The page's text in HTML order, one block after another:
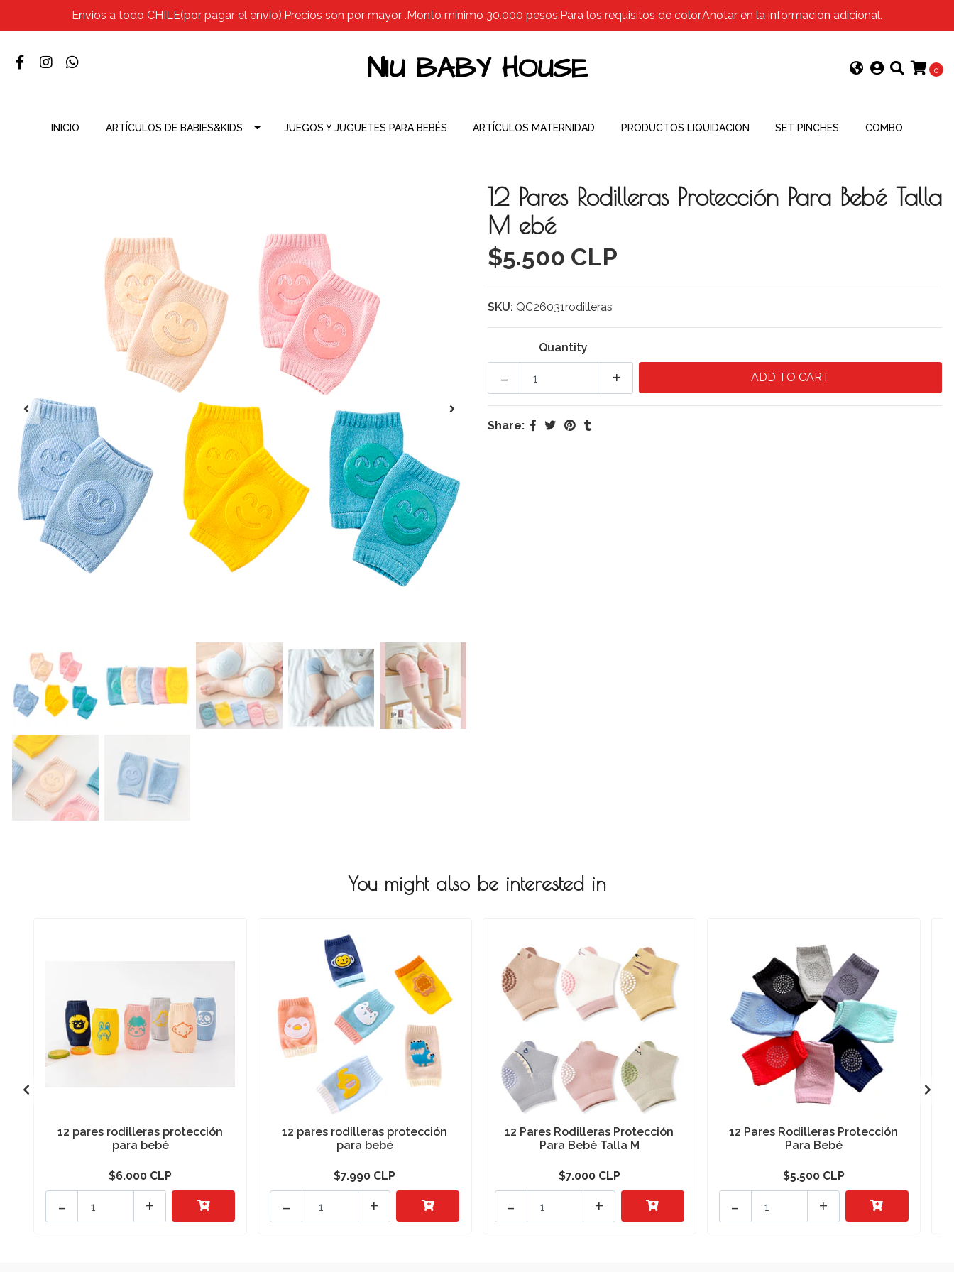
Envios a todo CHILE(por pagar el envio).Precios son por mayor .Monto minimo 30.000 pesos.Para los requisitos de color,Anotar en la información adicional.
NIU BABY HOUSE 0
INICIO ARTÍCULOS DE BABIES&KIDS JUEGOS Y JUGUETES PARA BEBÉS ARTÍCULOS MATERNIDAD PRODUCTOS LIQUIDACION SET PINCHES COMBO
12 Pares Rodilleras Protección Para Bebé Talla
M ebé
$5.500 CLP
SKU: QC26031rodilleras
Quantity
+
-
Share:
You might also be interested in
12 pares rodilleras protección
para bebé
$6.000 CLP
+
-
12 pares rodilleras protección
para bebé
$7.990 CLP
+
-
12 Pares Rodilleras Protección
Para Bebé Talla M
$7.000 CLP
+
-
12 Pares Rodilleras Protección
Para Bebé
$5.500 CLP
+
-